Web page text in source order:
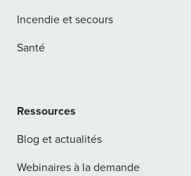
Incendie et secours
Santé
Ressources
Blog et actualités
Webinaires à la demande